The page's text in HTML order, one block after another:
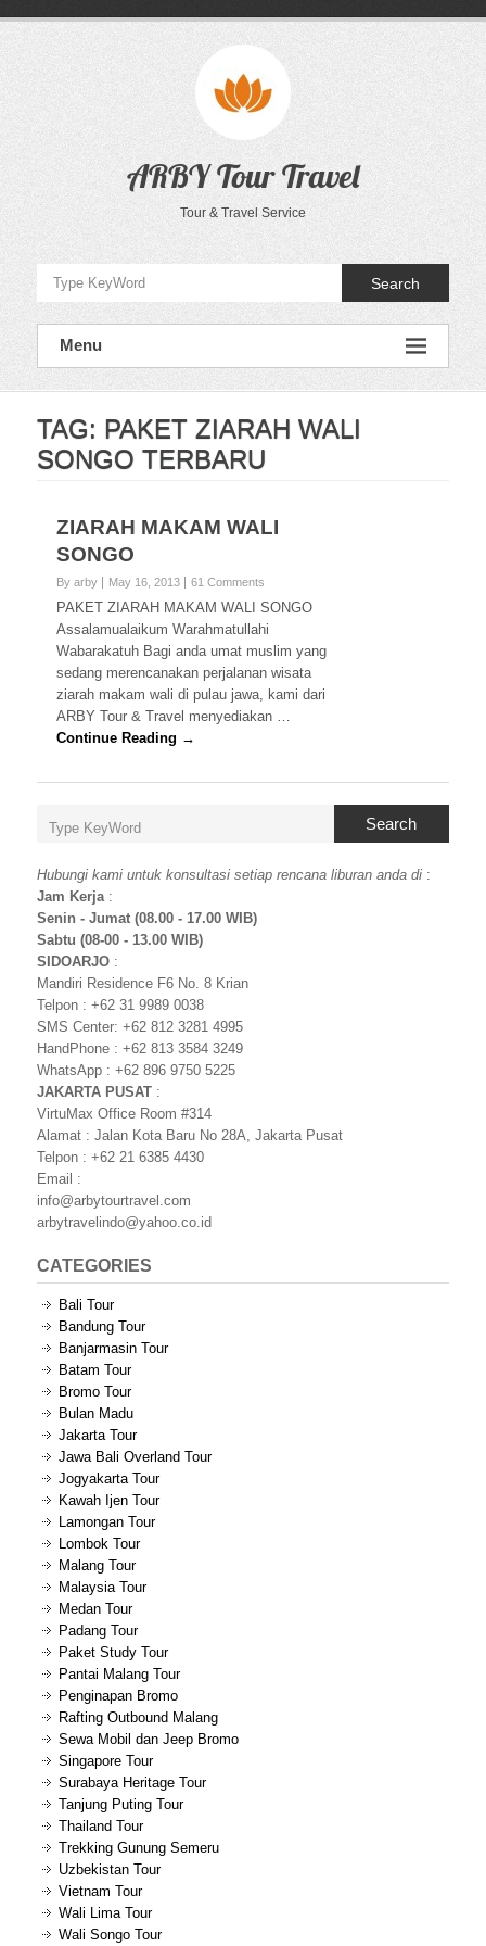
ARBY Tour Travel
Tour & Travel Service
Search
Menu
TAG: PAKET ZIARAH WALI
SONGO TERBARU
ZIARAH MAKAM WALI
SONGO
By arby May 16, 2013 61 Comments
PAKET ZIARAH MAKAM WALI SONGO
Assalamualaikum Warahmatullahi
Wabarakatuh Bagi anda umat muslim yang
sedang merencanakan perjalanan wisata
ziarah makam wali di pulau jawa, kami dari
ARBY Tour & Travel menyediakan …
Continue Reading →
Search
Hubungi kami untuk konsultasi setiap rencana liburan anda di :
Jam Kerja:
Senin - Jumat (08.00 - 17.00 WIB)
Sabtu (08-00 - 13.00 WIB)
SIDOARJO :
Mandiri Residence F6 No. 8 Krian
Telpon : +62 31 9989 0038
SMS Center: +62 812 3281 4995
HandPhone : +62 813 3584 3249
WhatsApp : +62 896 9750 5225
JAKARTA PUSAT :
VirtuMax Office Room #314
Alamat : Jalan Kota Baru No 28A, Jakarta Pusat
Telpon : +62 21 6385 4430
Email :
info@arbytourtravel.com
arbytravelindo@yahoo.co.id
CATEGORIES
Bali Tour
Bandung Tour
Banjarmasin Tour
Batam Tour
Bromo Tour
Bulan Madu
Jakarta Tour
Jawa Bali Overland Tour
Jogyakarta Tour
Kawah Ijen Tour
Lamongan Tour
Lombok Tour
Malang Tour
Malaysia Tour
Medan Tour
Padang Tour
Paket Study Tour
Pantai Malang Tour
Penginapan Bromo
Rafting Outbound Malang
Sewa Mobil dan Jeep Bromo
Singapore Tour
Surabaya Heritage Tour
Tanjung Puting Tour
Thailand Tour
Trekking Gunung Semeru
Uzbekistan Tour
Vietnam Tour
Wali Lima Tour
Wali Songo Tour